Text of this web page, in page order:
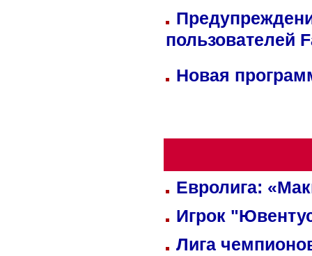
пользователей
Новая
Евролига:
Игрок
Лига